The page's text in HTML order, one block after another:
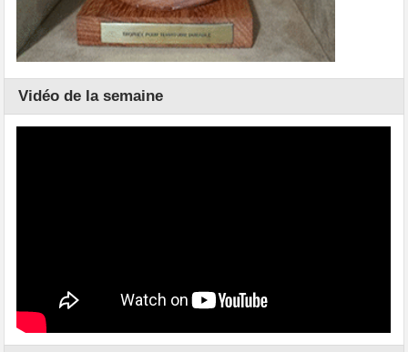
Vidéo de la semaine